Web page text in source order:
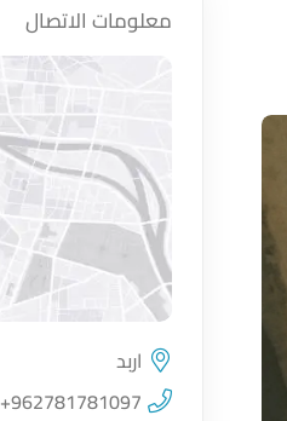
معلومات الاتصال
اضغط لتحميل الموقع
اربد
+962781781097